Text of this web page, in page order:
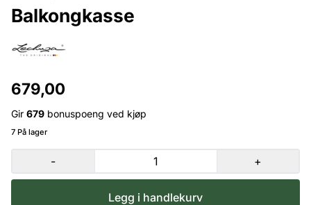
Balkongkasse
679,00
Gir 679 bonuspoeng ved kjøp
7 På lager
- +
Legg i handlekurv